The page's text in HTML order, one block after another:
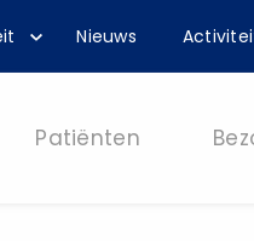
Nieuws
Patiënten